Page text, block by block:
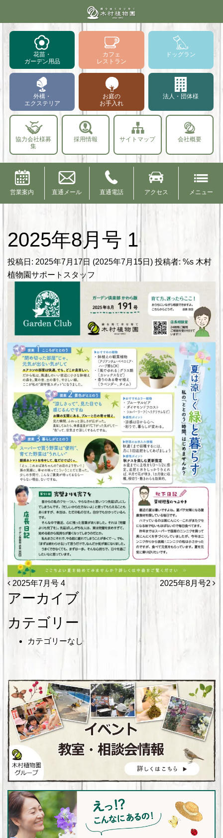
花苗・
ガーデン用品
カフェ
レストラン
ドッグラン
外構・
エクステリア
お庭の
お手入れ
法人・団体様
協力会社様募
集
採用情報 サイトマップ 会社概要
営業案内 直通メール 直通電話 アクセス メニュー
2025年8月号 1
投稿日: 2025年7月17日 (2025年7月15日) 投稿者: %s 木村
植物園サポートスタッフ
投稿ナビゲーション
2025年7月号 4 2025年8月号2
アーカイブ
カテゴリー
カテゴリーなし